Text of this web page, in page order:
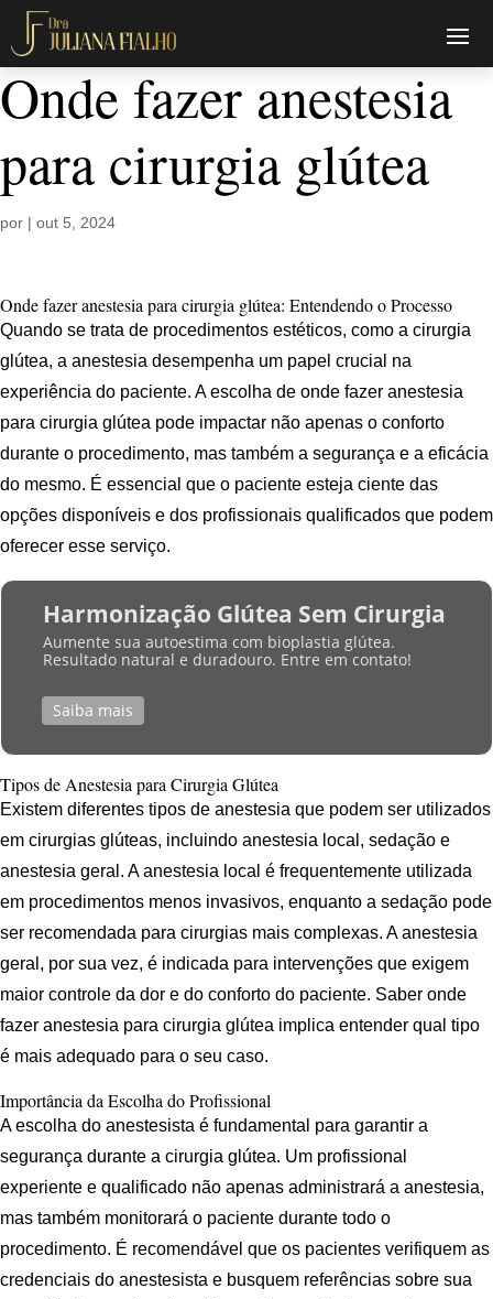
Onde fazer anestesia
para cirurgia glútea
por | out 5, 2024
Onde fazer anestesia para cirurgia glútea: Entendendo o Processo
Quando se trata de procedimentos estéticos, como a cirurgia
glútea, a anestesia desempenha um papel crucial na
experiência do paciente. A escolha de onde fazer anestesia
para cirurgia glútea pode impactar não apenas o conforto
durante o procedimento, mas também a segurança e a eficácia
do mesmo. É essencial que o paciente esteja ciente das
opções disponíveis e dos profissionais qualificados que podem
oferecer esse serviço.
Harmonização Glútea Sem Cirurgia
Aumente sua autoestima com bioplastia glútea.
Resultado natural e duradouro. Entre em contato!
Saiba mais
Tipos de Anestesia para Cirurgia Glútea
Existem diferentes tipos de anestesia que podem ser utilizados
em cirurgias glúteas, incluindo anestesia local, sedação e
anestesia geral. A anestesia local é frequentemente utilizada
em procedimentos menos invasivos, enquanto a sedação pode
ser recomendada para cirurgias mais complexas. A anestesia
geral, por sua vez, é indicada para intervenções que exigem
maior controle da dor e do conforto do paciente. Saber onde
fazer anestesia para cirurgia glútea implica entender qual tipo
é mais adequado para o seu caso.
Importância da Escolha do Profissional
A escolha do anestesista é fundamental para garantir a
segurança durante a cirurgia glútea. Um profissional
experiente e qualificado não apenas administrará a anestesia,
mas também monitorará o paciente durante todo o
procedimento. É recomendável que os pacientes verifiquem as
credenciais do anestesista e busquem referências sobre sua